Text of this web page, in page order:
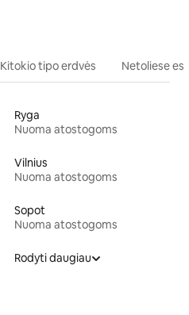
Kitokio tipo erdvės Netoliese
Ryga
Nuoma atostogoms
Vilnius
Nuoma atostogoms
Sopot
Nuoma atostogoms
Rodyti daugiau